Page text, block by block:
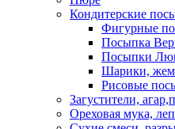
Кондитерские
Фигурные
Посыпка
Посыпки
Шарики,
Рисовые
Загустители,
Ореховая мука,